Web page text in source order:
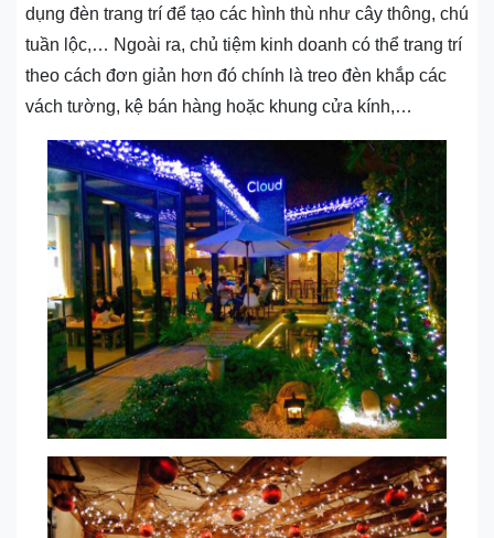
dụng đèn trang trí để tạo các hình thù như cây thông, chú
tuần lộc,… Ngoài ra, chủ tiệm kinh doanh có thể trang trí
theo cách đơn giản hơn đó chính là treo đèn khắp các
vách tường, kệ bán hàng hoặc khung cửa kính,…